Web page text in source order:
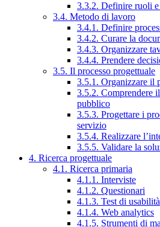
3.3.2. Definire ruoli e
3.4. Metodo di lavoro
3.4.1. Definire
3.4.2. Curare la
3.4.3. Organizzare
3.4.4. Prendere
3.5. Il processo progettuale
3.5.1. Organizzare il
3.5.2. Comprendere
pubblico
3.5.3. Progettare i
servizio
3.5.4. Realizzare
3.5.5. Validare la
4. Ricerca progettuale
4.1. Ricerca primaria
4.1.1. Interviste
4.1.2. Questionari
4.1.3. Test di usabilità
4.1.4. Web analytics
4.1.5. Strumenti di